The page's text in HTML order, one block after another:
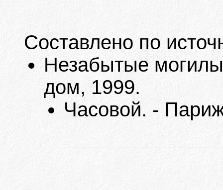
Составлено по
Незабытые
дом, 1999.
Часовой. -